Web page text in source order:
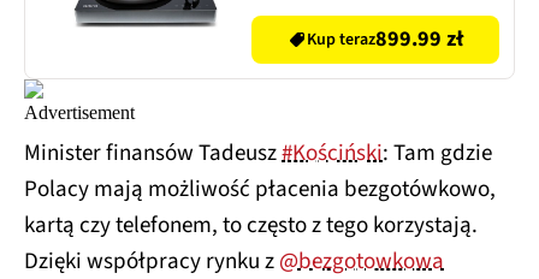
Kup teraz899.99 zł
Minister finansów Tadeusz#Kościński: Tam gdzie
Polacy mają możliwość płacenia bezgotówkowo,
kartą czy telefonem, to często z tego korzystają.
Dzięki współpracy rynku z@bezgotowkowa